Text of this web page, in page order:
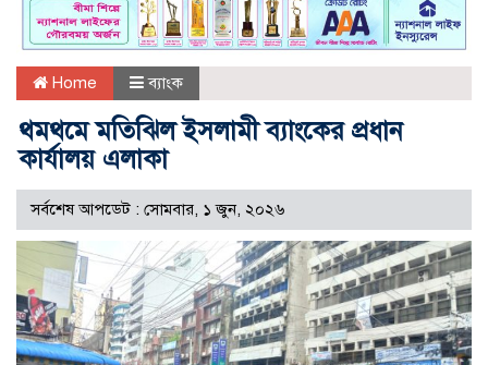
Home ব্যাংক
থমথমে মতিঝিল ইসলামী ব্যাংকের প্রধান
কার্যালয় এলাকা
সর্বশেষ আপডেট : সোমবার, ১ জুন, ২০২৬